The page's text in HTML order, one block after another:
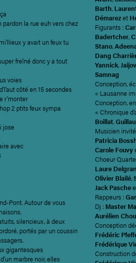
la rue euh vers chez
y avait un feux tu
freîné donc y a tout
voies
côté en 15 secondes
r’monter
2 ptits feux sympa
jose
avec
Pont. Autour de vous
silencieux, à deux
portés par un coussin
gigantesques
marbre noir, elles
Barth,
Démarezet
Figurants :
Badertcher,
Stano,
Dang
Yannick,
Samnag
Conception,
« Lausanne
Conception,
« Chronique
Boillat,
Musicien
Patricia
Carole Fouvy
Choeur
Laure
Olivier Blailé,
Jack Pasche
Rappeurs :
Dj : Master
Aurélien
Conception
Frédéric
Frédérique
Construction